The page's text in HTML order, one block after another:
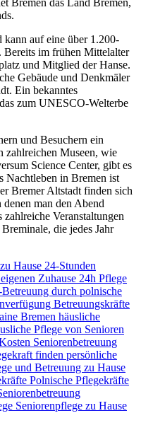
kann auf eine über 1.200-
Bereits im frühen Mittelalter
und Mitglied der Hanse.
Gebäude und Denkmäler
Ein bekanntes
zum UNESCO-Welterbe
und Besuchern ein
zahlreichen Museen, wie
Science Center, gibt es
Nachtleben in Bremen ist
Bremer Altstadt finden sich
man den Abend
Veranstaltungen
die jedes Jahr
Hause 24-Stunden
Zuhause 24h Pflege
Betreuung durch polnische
Betreuungskräfte
Bremen häusliche
Pflege von Senioren
Seniorenbetreuung
finden persönliche
und Betreuung zu Hause
Polnische Pflegekräfte
Seniorenpflege zu Hause